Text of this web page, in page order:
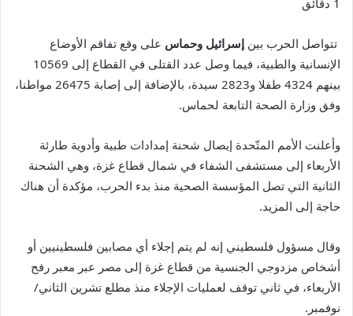
1 دقائق
تتواصل الحرب بين إسرائيل وحماس على وقع تفاقم الأوضاع
الإنسانية والطبية، فيما وصل عدد القتلى في القطاع إلى 10569
بينهم 4324 طفلا و2823 سيدة، بالإضافة إلى إصابة 26475 مواطنا،
وفق وزارة الصحة التابعة لحماس.
وأعلنت الأمم المتّحدة إيصال شحنة إمدادات طبية وأدوية طارئة
الأربعاء إلى مستشفى الشفاء في شمال قطاع غزة، وهي الشحنة
الثانية التي تصل المؤسسة الصحية منذ بدء الحرب، مؤكدة أن هناك
حاجة إلى المزيد.
وقال مسؤول فلسطيني إنه لم يتم إجلاء أي مصابين فلسطينيين أو
أشخاص مزدوجي الجنسية من قطاع غزة إلى مصر عبر معبر رفح
الأربعاء، في ثاني توقف لعمليات الإجلاء منذ مطلع تشرين الثاني/
نوفمبر.